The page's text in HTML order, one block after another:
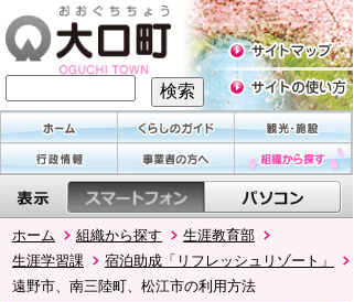
ホーム 組織から探す
生涯教育部
生涯学習課
宿泊助成「リフレッシュリゾート」
遠野市、南三陸町、松江市の利用方法